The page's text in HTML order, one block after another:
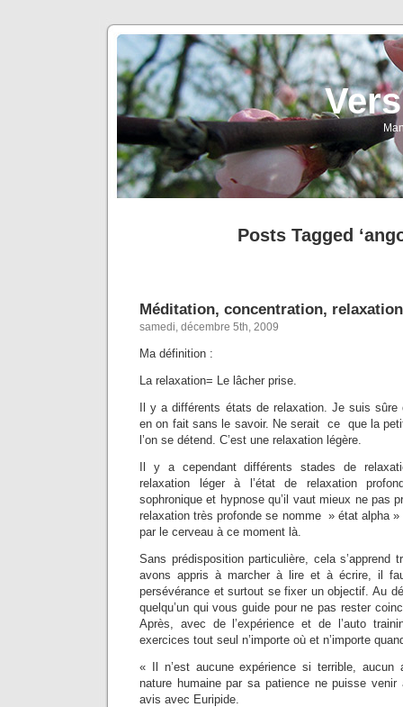
Posts Tagged
Méditation, concentration,
samedi, décembre 5th, 2009
Ma définition :
La relaxation= Le lâcher prise.
Il y a différents états de relaxation. Je suis sûre
en on fait sans le savoir. Ne serait ce que la
l’on se détend. C’est une relaxation légère.
Il y a cependant différents stades de
relaxation léger à l’état de relaxation
sophronique et hypnose qu’il vaut mieux ne pas
relaxation très profonde se nomme » état alpha
par le cerveau à ce moment là.
Sans prédisposition particulière, cela s’apprend
avons appris à marcher à lire et à écrire, il
persévérance et surtout se fixer un objectif. Au
quelqu’un qui vous guide pour ne pas rester
Après, avec de l’expérience et de l’auto
exercices tout seul n’importe où et n’importe
« Il n’est aucune expérience si terrible,
nature humaine par sa patience ne puisse
avis avec Euripide.